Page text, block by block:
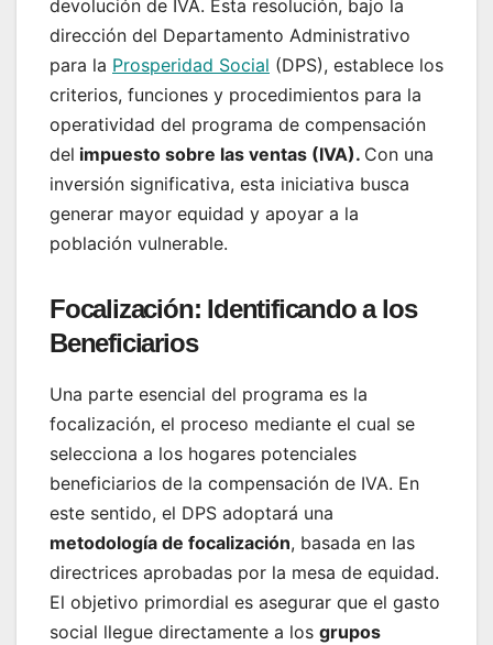
devolución de IVA. Esta resolución, bajo la
dirección del Departamento Administrativo
para la Prosperidad Social (DPS), establece los
criterios, funciones y procedimientos para la
operatividad del programa de compensación
del impuesto sobre las ventas (IVA). Con una
inversión significativa, esta iniciativa busca
generar mayor equidad y apoyar a la
población vulnerable.
Focalización: Identificando a los
Beneficiarios
Una parte esencial del programa es la
focalización, el proceso mediante el cual se
selecciona a los hogares potenciales
beneficiarios de la compensación de IVA. En
este sentido, el DPS adoptará una
metodología de focalización, basada en las
directrices aprobadas por la mesa de equidad.
El objetivo primordial es asegurar que el gasto
social llegue directamente a los grupos